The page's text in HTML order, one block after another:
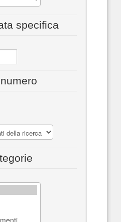
specifica